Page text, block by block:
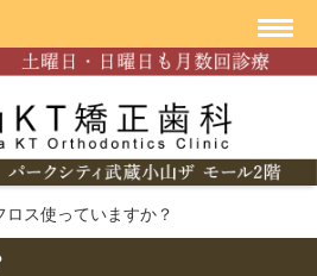
ロス使っていますか？